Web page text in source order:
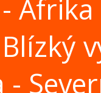
Afrika
-